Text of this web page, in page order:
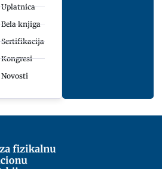
Uplatnica
Bela knjiga
Sertifikacija
Kongresi
Novosti